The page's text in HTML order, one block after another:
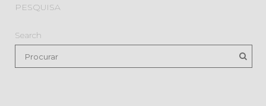
PESQUISA
Search